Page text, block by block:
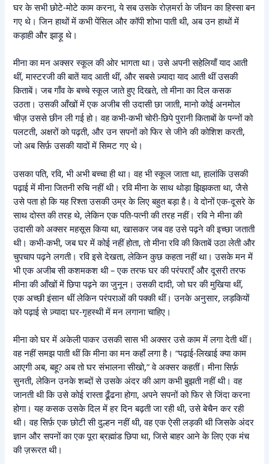
घर के सभी छोटे-मोटे काम करना, ये सब उसके रोज़मर्रा के जीवन का हिस्सा बन
गए थे। जिन हाथों में कभी पेंसिल और कॉपी शोभा पाती थी, अब उन हाथों में
कड़ाही और झाड़ू थे।
मीना का मन अक्सर स्कूल की ओर भागता था। उसे अपनी सहेलियाँ याद आती
थीं, मास्टरजी की बातें याद आती थीं, और सबसे ज़्यादा याद आती थीं उसकी
किताबें। जब गाँव के बच्चे स्कूल जाते हुए दिखते, तो मीना का दिल कसक
उठता। उसकी आँखों में एक अजीब सी उदासी छा जाती, मानो कोई अनमोल
चीज़ उससे छीन ली गई हो। वह कभी-कभी चोरी-छिपे पुरानी किताबों के पन्नों को
पलटती, अक्षरों को पढ़ती, और उन सपनों को फिर से जीने की कोशिश करती,
जो अब सिर्फ़ उसकी यादों में सिमट गए थे।
उसका पति, रवि, भी अभी बच्चा ही था। वह भी स्कूल जाता था, हालांकि उसकी
पढ़ाई में मीना जितनी रुचि नहीं थी। रवि मीना के साथ थोड़ा झिझकता था, जैसे
उसे पता हो कि यह रिश्ता उसकी उम्र के लिए बहुत बड़ा है। वे दोनों एक-दूसरे के
साथ दोस्त की तरह थे, लेकिन एक पति-पत्नी की तरह नहीं। रवि ने मीना की
उदासी को अक्सर महसूस किया था, खासकर जब वह उसे पढ़ने की इच्छा जताती
थी। कभी-कभी, जब घर में कोई नहीं होता, तो मीना रवि की किताबें उठा लेती और
चुपचाप पढ़ने लगती। रवि इसे देखता, लेकिन कुछ कहता नहीं था। उसके मन में
भी एक अजीब सी कशमकश थी – एक तरफ घर की परंपराएँ और दूसरी तरफ
मीना की आँखों में छिपा पढ़ने का जुनून। उसकी दादी, जो घर की मुखिया थीं,
एक अच्छी इंसान थीं लेकिन परंपराओं की पक्की थीं। उनके अनुसार, लड़कियों
को पढ़ाई से ज़्यादा घर-गृहस्थी में मन लगाना चाहिए।
मीना को घर में अकेली पाकर उसकी सास भी अक्सर उसे काम में लगा देती थीं।
वह नहीं समझ पाती थीं कि मीना का मन कहाँ लगा है। “पढ़ाई-लिखाई क्या काम
आएगी अब, बहू? अब तो घर संभालना सीखो,” वे अक्सर कहतीं। मीना सिर्फ़
सुनती, लेकिन उनके शब्दों से उसके अंदर की आग कभी बुझती नहीं थी। वह
जानती थी कि उसे कोई रास्ता ढूँढना होगा, अपने सपनों को फिर से जिंदा करना
होगा। यह कसक उसके दिल में हर दिन बढ़ती जा रही थी, उसे बेचैन कर रही
थी। वह सिर्फ़ एक छोटी सी दुल्हन नहीं थी, वह एक ऐसी लड़की थी जिसके अंदर
ज्ञान और सपनों का एक पूरा ब्रह्मांड छिपा था, जिसे बाहर आने के लिए एक मंच
की ज़रूरत थी।